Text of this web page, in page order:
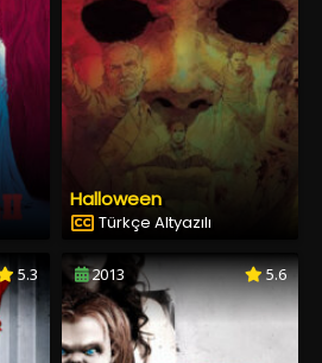
Halloween
Türkçe Altyazılı
5.3 2013 5.6